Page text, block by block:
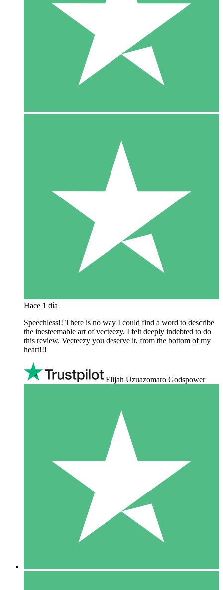
Hace 1 día
Speechless!! There is no way I could find a word to describe
the inesteemable art of vecteezy. I felt deeply indebted to do
this review. Vecteezy you deserve it, from the bottom of my
heart!!!
Elijah Uzuazomaro Godspower